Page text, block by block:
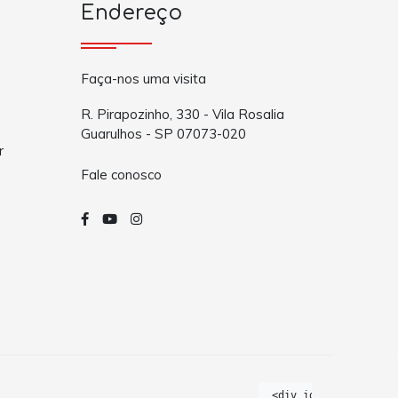
Endereço
Faça-nos uma visita
R. Pirapozinho, 330 - Vila Rosalia
Guarulhos - SP 07073-020
Fale conosco